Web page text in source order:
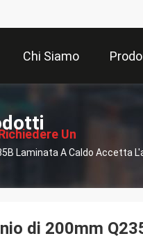
Chi Siamo
Un
Preventivo
Laminata A Caldo Accetta
di 200mm